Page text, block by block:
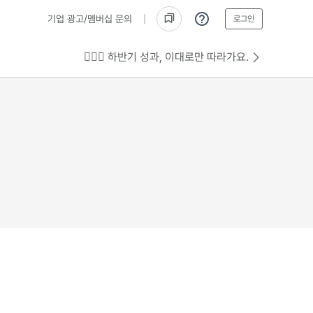
기업 광고/멤버십 문의 로그인
💁🏻‍♂️ 하반기 성과, 이대로만 따라가요.